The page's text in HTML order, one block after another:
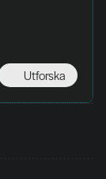
Utforska